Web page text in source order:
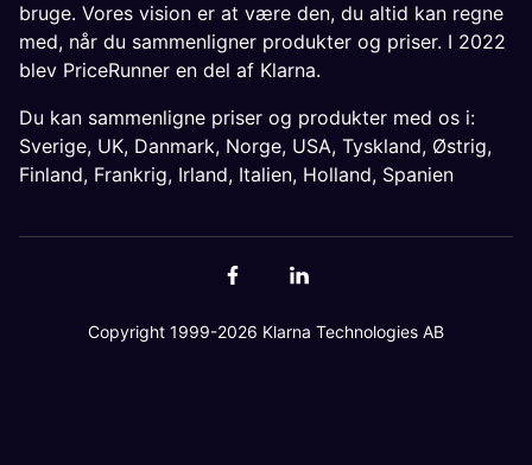
bruge. Vores vision er at være den, du altid kan regne
med, når du sammenligner produkter og priser. I 2022
blev PriceRunner en del af Klarna.
Du kan sammenligne priser og produkter med os i:
Sverige, UK, Danmark, Norge, USA, Tyskland, Østrig,
Finland, Frankrig, Irland, Italien, Holland, Spanien
Copyright 1999-2026 Klarna Technologies AB